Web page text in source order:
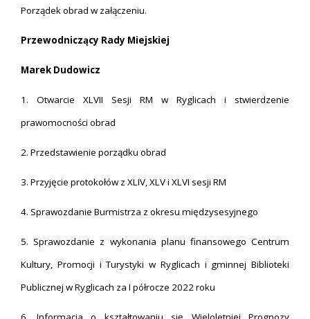
Porządek obrad w załączeniu.
Przewodniczący Rady Miejskiej
Marek Dudowicz
1. Otwarcie XLVII Sesji RM w Ryglicach i stwierdzenie
prawomocności obrad
2. Przedstawienie porządku obrad
3. Przyjęcie protokołów z XLIV, XLV i XLVI sesji RM
4. Sprawozdanie Burmistrza z okresu międzysesyjnego
5. Sprawozdanie z wykonania planu finansowego Centrum
Kultury, Promocji i Turystyki w Ryglicach i gminnej Biblioteki
Publicznej w Ryglicach za I półrocze 2022 roku